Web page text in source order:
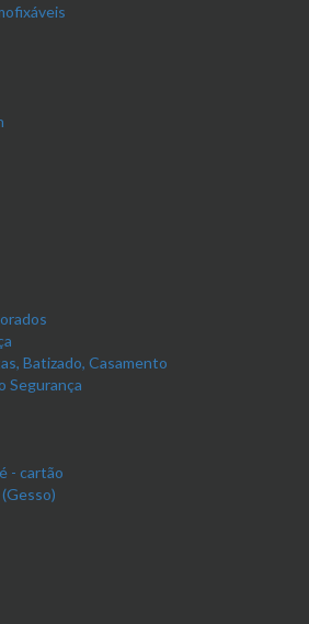
Batizado, Casamento
Segurança
- cartão